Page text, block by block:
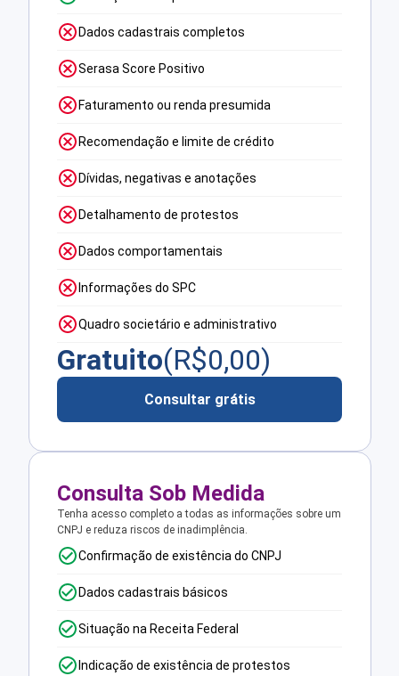
Dados cadastrais completos
Serasa Score Positivo
Faturamento ou renda presumida
Recomendação e limite de crédito
Dívidas, negativas e anotações
Detalhamento de protestos
Dados comportamentais
Informações do SPC
Quadro societário e administrativo
Gratuito(R$0,00)
Consultar grátis
Consulta Sob Medida
Tenha acesso completo a todas as informações sobre um
CNPJ e reduza riscos de inadimplência.
Confirmação de existência do CNPJ
Dados cadastrais básicos
Situação na Receita Federal
Indicação de existência de protestos